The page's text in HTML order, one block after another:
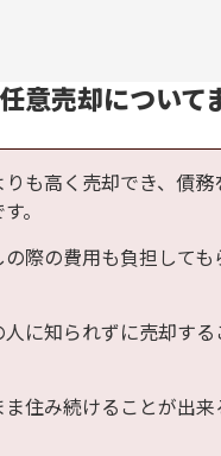
任意売却について
も高く売却でき、債務
。
際の費用も負担しても
に知られずに売却する
住み続けることが出来